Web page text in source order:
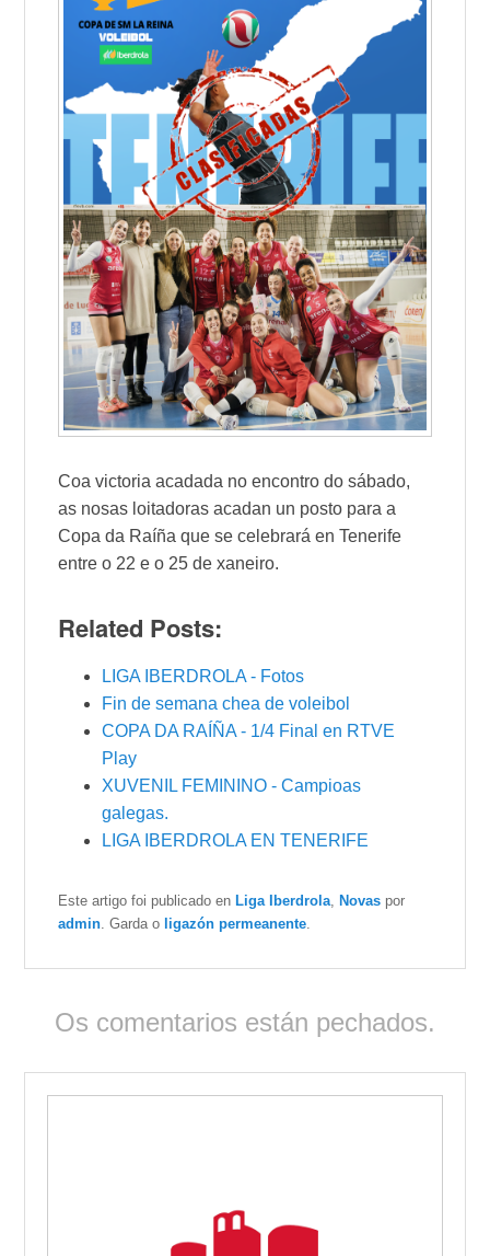
Coa victoria acadada no encontro do sábado,
as nosas loitadoras acadan un posto para a
Copa da Raíña que se celebrará en Tenerife
entre o 22 e o 25 de xaneiro.
Related Posts:
LIGA IBERDROLA - Fotos
Fin de semana chea de voleibol
COPA DA RAÍÑA - 1/4 Final en RTVE
Play
XUVENIL FEMININO - Campioas
galegas.
LIGA IBERDROLA EN TENERIFE
Este artigo foi publicado enLiga Iberdrola ,Novas por
admin . Garda o ligazón permeanente
Os comentarios están pechados.